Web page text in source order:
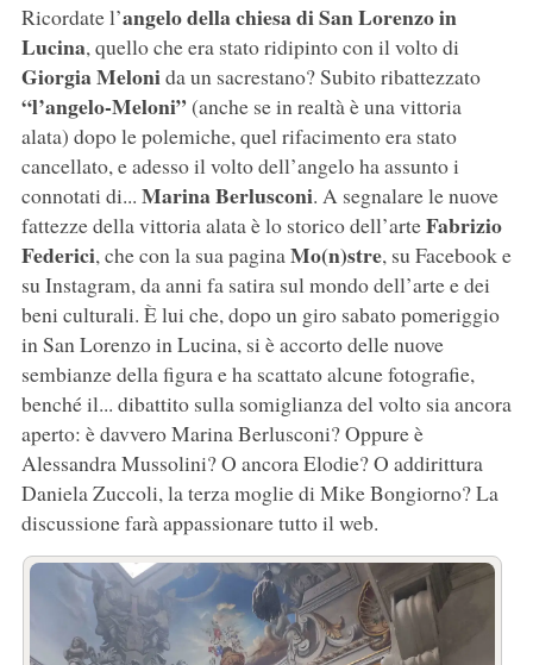
Ricordate l’angelo della chiesa di San Lorenzo in
Lucina, quello che era stato ridipinto con il volto di
Giorgia Melonida un sacrestano? Subito ribattezzato
“l’angelo-Meloni”(anche se in realtà è una vittoria
alata) dopo le polemiche, quel rifacimento era stato
cancellato, e adesso il volto dell’angelo ha assunto i
connotati di... Marina Berlusconi. A segnalare le nuove
fattezze della vittoria alata è lo storico dell’arteFabrizio
Federici, che con la sua paginaMo(n)stre, su Facebook e
su Instagram, da anni fa satira sul mondo dell’arte e dei
beni culturali. È lui che, dopo un giro sabato pomeriggio
in San Lorenzo in Lucina, si è accorto delle nuove
sembianze della figura e ha scattato alcune fotografie,
benché il... dibattito sulla somiglianza del volto sia ancora
aperto: è davvero Marina Berlusconi? Oppure è
Alessandra Mussolini? O ancora Elodie? O addirittura
Daniela Zuccoli, la terza moglie di Mike Bongiorno? La
discussione farà appassionare tutto il web.